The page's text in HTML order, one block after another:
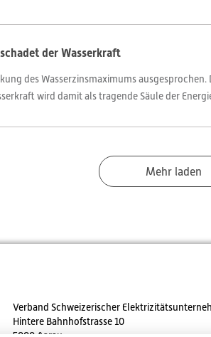
der Wasserkraft
des Wasserzinsmaximums
wird damit als tragende Säule der
Mehr laden
Verband Schweizerischer
Hintere Bahnhofstrasse 10